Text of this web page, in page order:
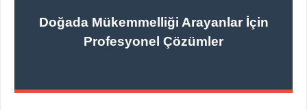
Doğada Mükemmelliği Arayanlar İçin
Profesyonel Çözümler